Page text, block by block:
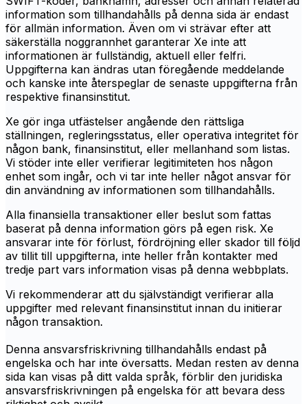
information som tillhandahålls på denna sida är endast
för allmän information. Även om vi strävar efter att
säkerställa noggrannhet garanterar Xe inte att
informationen är fullständig, aktuell eller felfri.
Uppgifterna kan ändras utan föregående meddelande
och kanske inte återspeglar de senaste uppgifterna från
respektive finansinstitut.
Xe gör inga utfästelser angående den rättsliga
ställningen, regleringsstatus, eller operativa integritet för
någon bank, finansinstitut, eller mellanhand som listas.
Vi stöder inte eller verifierar legitimiteten hos någon
enhet som ingår, och vi tar inte heller något ansvar för
din användning av informationen som tillhandahålls.
Alla finansiella transaktioner eller beslut som fattas
baserat på denna information görs på egen risk. Xe
ansvarar inte för förlust, fördröjning eller skador till följd
av tillit till uppgifterna, inte heller från kontakter med
tredje part vars information visas på denna webbplats.
Vi rekommenderar att du självständigt verifierar alla
uppgifter med relevant finansinstitut innan du initierar
någon transaktion.
Denna ansvarsfriskrivning tillhandahålls endast på
engelska och har inte översatts. Medan resten av denna
sida kan visas på ditt valda språk, förblir den juridiska
ansvarsfriskrivningen på engelska för att bevara dess